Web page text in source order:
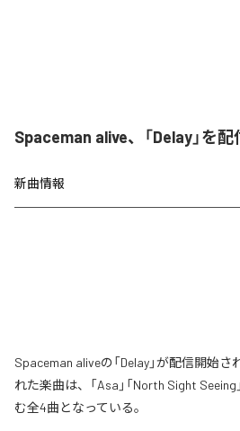
Spaceman alive、「Delay」を
新曲情報
Spaceman aliveの「Delay」が配信開始
れた楽曲は、「Asa」「North Sight Seeing
む全4曲となっている。